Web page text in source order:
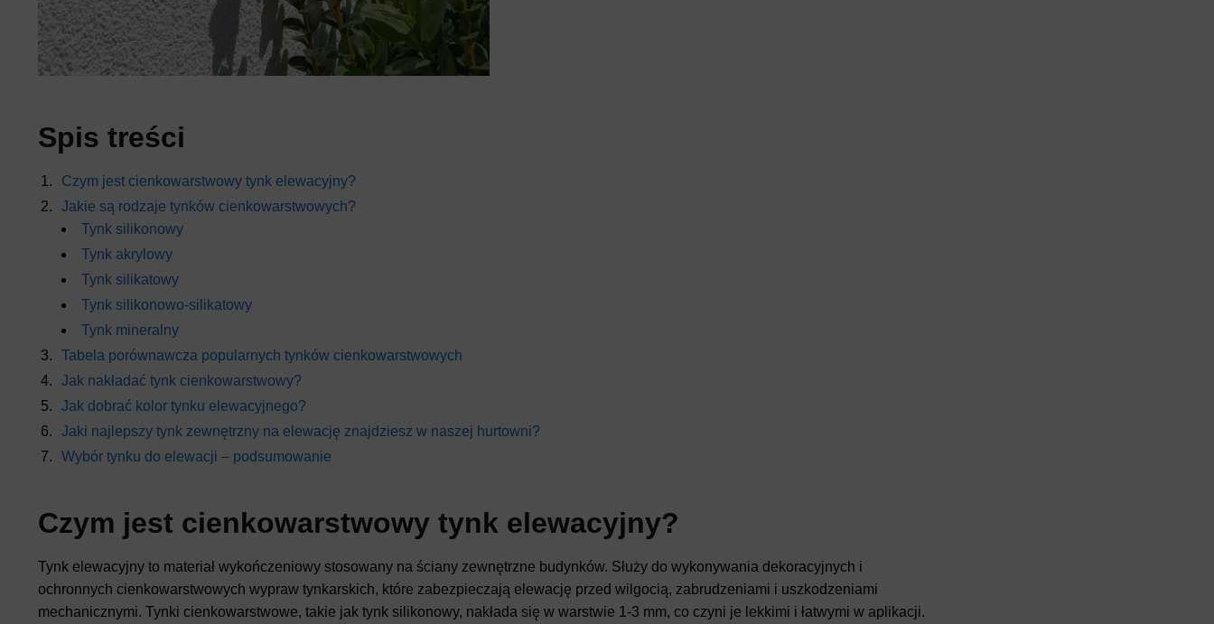
Spis treści
Czym jest cienkowarstwowy tynk elewacyjny?
Jakie są rodzaje tynków cienkowarstwowych?
Tynk silikonowy
Tynk akrylowy
Tynk silikatowy
Tynk silikonowo-silikatowy
Tynk mineralny
Tabela porównawcza popularnych tynków cienkowarstwowych
Jak nakładać tynk cienkowarstwowy?
Jak dobrać kolor tynku elewacyjnego?
Jaki najlepszy tynk zewnętrzny na elewację znajdziesz w naszej hurtowni?
Wybór tynku do elewacji – podsumowanie
Czym jest cienkowarstwowy tynk elewacyjny?
Tynk elewacyjny to materiał wykończeniowy stosowany na ściany zewnętrzne budynków. Służy do wykonywania dekoracyjnych i
ochronnych cienkowarstwowych wypraw tynkarskich, które zabezpieczają elewację przed wilgocią, zabrudzeniami i uszkodzeniami
mechanicznymi. Tynki cienkowarstwowe, takie jak tynk silikonowy, nakłada się w warstwie 1-3 mm, co czyni je lekkimi i łatwymi w aplikacji.